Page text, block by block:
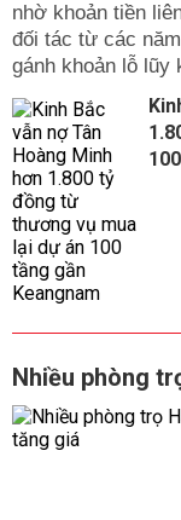
nhờ khoản tiền
đối tác từ các
gánh khoản lỗ lũy
Nhiều phòng